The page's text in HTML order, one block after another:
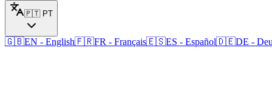
🇵🇹 PT
🇬🇧EN - English🇫🇷FR - Français🇪🇸ES - Español🇩🇪DE -